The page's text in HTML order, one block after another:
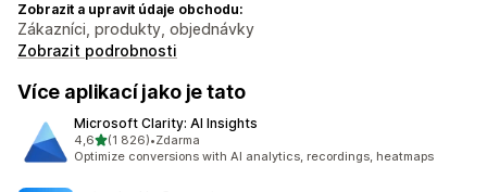
Zobrazit a upravit údaje obchodu:
Zákazníci, produkty, objednávky
Zobrazit podrobnosti
Více aplikací jako je tato
Microsoft Clarity: AI Insights
4,6z 5 hvězd
(1 826)
Celkový počet recenzí: 1826
•Zdarma
Optimize conversions with AI analytics, recordings, heatmaps